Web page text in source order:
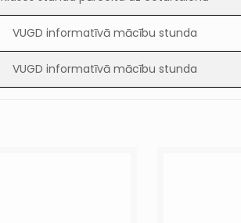
VUGD informatīvā mācību stunda
VUGD informatīvā mācību stunda